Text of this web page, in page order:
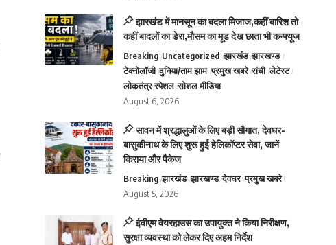
झारखंड में मानसून का बदला मिजाज,कहीं बारिश तो
कहीं बादलों का डेरा,मौसम का मूड देख छाता भी कन्फ्यूज
Breaking Uncategorized झारखंड झारखण्ड
टेक्नोलॉजी दुनिया/ताम झाम प्रमुख खबरे रांची लेटेस्ट
लोकतंत्र स्पेशल सोशल मीडिया
August 6, 2026
सावन में श्रद्धालुओं के लिए बड़ी सौगात, देवघर-
बासुकीनाथ के लिए शुरू हुई हेलिकॉप्टर सेवा, जानें
किराया और पैकेज
Breaking झारखंड झारखण्ड देवघर प्रमुख खबरे
August 5, 2026
ईवीएम वेयरहाउस का उपायुक्त ने किया निरीक्षण,
सुरक्षा व्यवस्था को लेकर दिए अहम निर्देश